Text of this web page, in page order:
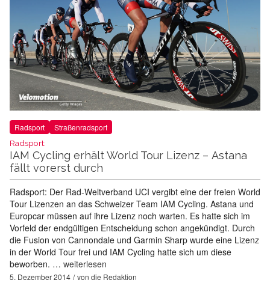
Radsport Straßenradsport
Radsport:
IAM Cycling erhält World Tour Lizenz – Astana
fällt vorerst durch
Radsport: Der Rad-Weltverband UCI vergibt eine der freien World
Tour Lizenzen an das Schweizer Team IAM Cycling. Astana und
Europcar müssen auf ihre Lizenz noch warten. Es hatte sich im
Vorfeld der endgültigen Entscheidung schon angekündigt. Durch
die Fusion von Cannondale und Garmin Sharp wurde eine Lizenz
in der World Tour frei und IAM Cycling hatte sich um diese
beworben. … weiterlesen
5. Dezember 2014 von die Redaktion